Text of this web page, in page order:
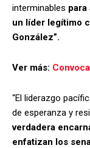
interminables para
un líder legítimo
González”.
Ver más:
“El liderazgo
de esperanza y
verdadera
enfatizan los